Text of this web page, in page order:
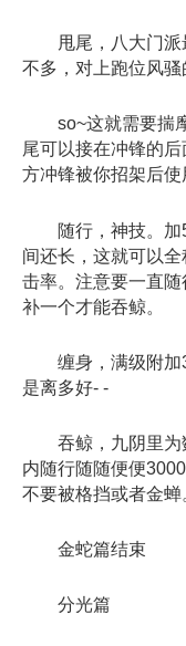
甩尾，八大门派
不多，对上跑位风骚
so~这就需要揣摩
尾可以接在冲锋的
方冲锋被你招架后使
随行，神技。加
间还长，这就可以
击率。注意要一直
补一个才能吞鲸。
缠身，满级附加
是离多好- -
吞鲸，九阴里为
内随行随随便便
不要被格挡或者金蝉
金蛇篇结束
分光篇